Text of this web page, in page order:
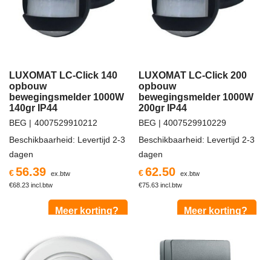
LUXOMAT LC-Click 140
opbouw
bewegingsmelder 1000W
140gr IP44
€56.39
ex.btw
€68.23 incl.btw
BEG
4007529910212
Beschikbaarheid: Levertijd 2-3
dagen
Meer korting?
LUXOMAT LC-Click 200
opbouw
bewegingsmelder 1000W
200gr IP44
€ 62.50
ex.btw
€75.63 incl.btw
BEG
4007529910229
Beschikbaarheid: Levertijd 2-3
dagen
Meer korting?